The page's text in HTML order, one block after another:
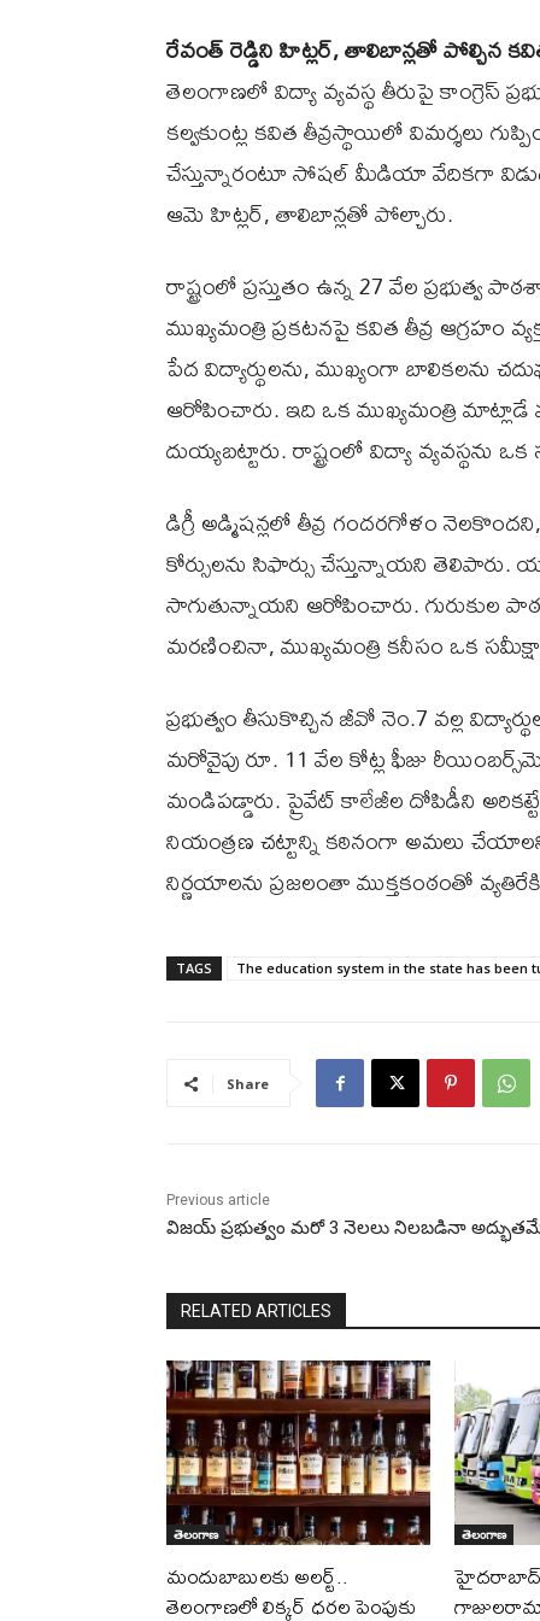
రేవంత్ రెడ్డిని హిట్లర్, తాలిబాన్లతో పోల్చిన
తెలంగాణలో విద్యా వ్యవస్థ తీరుపై కాంగ్రెస్
కల్వకుంట్ల కవిత తీవ్రస్థాయిలో విమర్శలు
చేస్తున్నారంటూ సోషల్ మీడియా వేదికగా
ఆమె హిట్లర్, తాలిబాన్లతో పోల్చారు.
రాష్ట్రంలో ప్రస్తుతం ఉన్న 27 వేల ప్రభుత్వ
ముఖ్యమంత్రి ప్రకటనపై కవిత తీవ్ర ఆగ్రహం
పేద విద్యార్థులను, ముఖ్యంగా బాలికలను
ఆరోపించారు. ఇది ఒక ముఖ్యమంత్రి
దుయ్యబట్టారు. రాష్ట్రంలో విద్యా వ్యవస్థను
డిగ్రీ అడ్మిషన్లలో తీవ్ర గందరగోళం
కోర్సులను సిఫార్సు చేస్తున్నాయని తెలిపారు.
సాగుతున్నాయని ఆరోపించారు. గురుకుల
మరణించినా, ముఖ్యమంత్రి కనీసం ఒక
ప్రభుత్వం తీసుకొచ్చిన జీవో నెం.7 వల్ల
మరోవైపు రూ. 11 వేల కోట్ల ఫీజు
మండిపడ్డారు. ప్రైవేట్ కాలేజీల దోపిడీని
నియంత్రణ చట్టాన్ని కఠినంగా అమలు
నిర్ణయాలను ప్రజలంతా ముక్తకంఠంతో
TAGS The education system in the state has been
Share
Previous article
విజ‌య్ ప్ర‌భుత్వం మరో 3 నెలలు నిలబడినా
RELATED ARTICLES
తెలంగాణ
మందుబాబులకు అలర్ట్..
తెలంగాణలో లిక్కర్ ధరల పెంపుకు
తెలంగాణ
హైదరాబాద్